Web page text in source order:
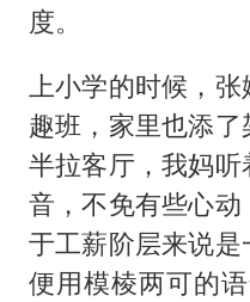
度。
上小学的时候，
趣班，家里也添
半拉客厅，我妈
音，不免有些心
于工薪阶层来说
便用模棱两可的